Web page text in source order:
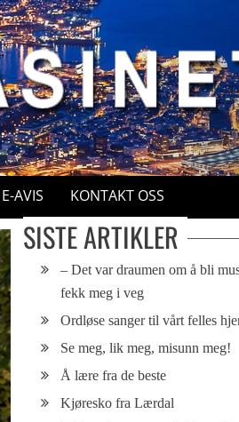
E-AVIS KONTAKT OSS
SISTE ARTIKLER
– Det var draumen om å bli
fekk meg i veg
Ordløse sanger til vårt felles
Se meg, lik meg, misunn meg!
Å lære fra de beste
Kjøresko fra Lærdal